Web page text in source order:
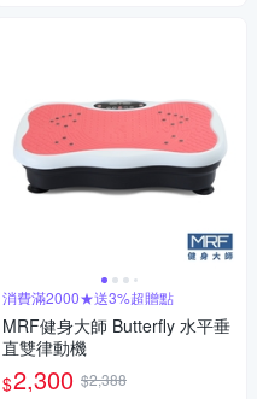
消費滿2000★送3%超贈點
MRF健身大師 Butterfly ⽔平垂
直雙律動機
$2,300 $2,388